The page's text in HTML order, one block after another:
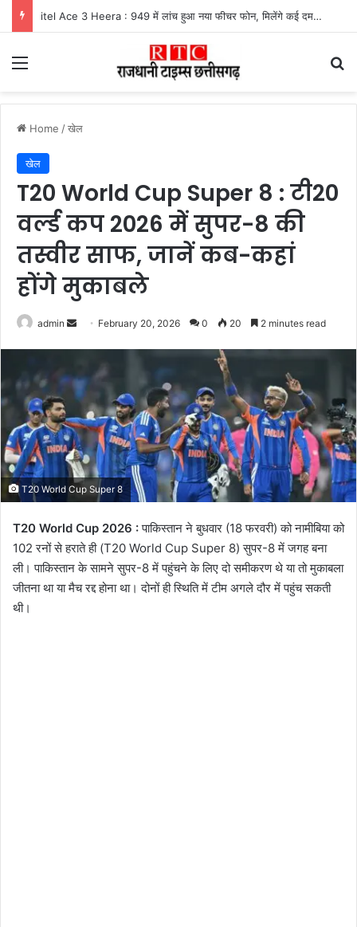
UPI Payment Rules News : फोन पे और गूगल पे से 2 हजार से अधिक का भुगतान करने वालों के लिए बड़ा अपडेट, जानें किस पर लगेगा चार्ज और किसे मिलेगी राहत
Menu
Home /खेल
खेल
T20 World Cup Super 8 : टी20
वर्ल्ड कप 2026 में सुपर-8 की
तस्वीर साफ, जानें कब-कहां
होंगे मुकाबले
admin
Send February 20, 2026 0 20 2 minutes read
T20 World Cup Super 8
T20 World Cup 2026 :पाकिस्तान ने बुधवार (18 फरवरी) को नामीबिया को
102 रनों से हराते ही (T20 World Cup Super 8) सुपर-8 में जगह बना
ली। पाकिस्तान के सामने सुपर-8 में पहुंचने के लिए दो समीकरण थे या तो मुकाबला
जीतना था या मैच रद्द होना था। दोनों ही स्थिति में टीम अगले दौर में पहुंच सकती
थी।